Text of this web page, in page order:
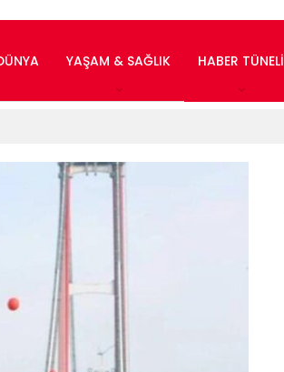
YAŞAM & SAĞLIK HABER TÜNELI